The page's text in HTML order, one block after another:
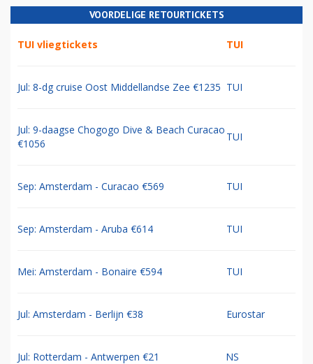
VOORDELIGE RETOURTICKETS
TUI vliegtickets TUI
Jul: 8-dg cruise Oost Middellandse Zee €1235 TUI
Jul: 9-daagse Chogogo Dive & Beach Curacao
€1056
TUI
Sep: Amsterdam - Curacao €569 TUI
Sep: Amsterdam - Aruba €614 TUI
Mei: Amsterdam - Bonaire €594 TUI
Jul: Amsterdam - Berlijn €38 Eurostar
Jul: Rotterdam - Antwerpen €21 NS